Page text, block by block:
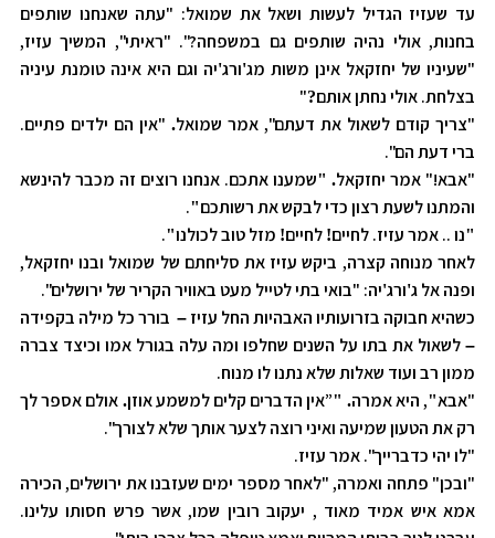
עד שעזיז הגדיל לעשות ושאל את שמואל: "עתה שאנחנו שותפים
בחנות, אולי נהיה שותפים גם במשפחה?". "ראיתי", המשיך עזיז,
"שעיניו של יחזקאל אינן משות מג'ורג'יה וגם היא אינה טומנת עיניה
בצלחת. אולי נחתן אותם?
"
"צריך קודם לשאול את דעתם", אמר שמואל. "אין הם ילדים פתיים.
ברי דעת הם".
"אבא!" אמר יחזקאל.
"שמענו אתכם. אנחנו רוצים זה מכבר להינשא
והמתנו לשעת רצון כדי לבקש את רשותכם"
.
"נו .. אמר עזיז. לחיים! לחיים! מזל טוב לכולנו"
.
לאחר מנוחה קצרה, ביקש עזיז את סליחתם של שמואל ובנו יחזקאל,
ופנה אל ג'ורג'יה: "בואי בתי לטייל מעט באוויר הקריר של ירושלים".
כשהיא חבוקה בזרועותיו האבהיות החל עזיז – בורר כל מילה בקפידה
– לשאול את בתו על השנים שחלפו ומה עלה בגורל אמו וכיצד צברה
ממון רב ועוד שאלות שלא נתנו לו מנוח.
"אבא", היא אמרה.
"”אין הדברים קלים למשמע אוזן. אולם אספר לך
רק את הטעון שמיעה ואיני רוצה לצער אותך שלא לצורך".
"לו יהי כדברייך". אמר עזיז.
"ובכן" פתחה ואמרה, "לאחר מספר ימים שעזבנו את ירושלים, הכירה
אמא איש אמיד מאוד , יעקוב רובין שמו, אשר פרש חסותו עלינו.